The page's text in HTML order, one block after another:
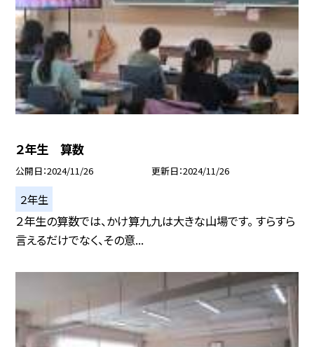
２年生 算数
公開日 2024/11/26 更新日 2024/11/26
２年生
２年生の算数では、かけ算九九は大きな山場です。 すらすら
言えるだけでなく、その意...